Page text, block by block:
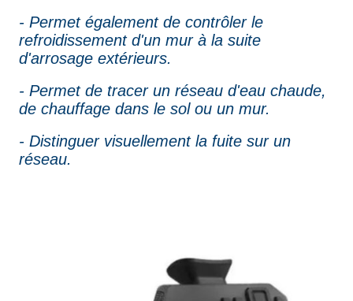
- Permet également de contrôler le
refroidissement d'un mur à la suite
d'arrosage extérieurs.
- Permet de tracer un réseau d'eau chaude,
de chauffage dans le sol ou un mur.
- Distinguer visuellement la fuite sur un
réseau.